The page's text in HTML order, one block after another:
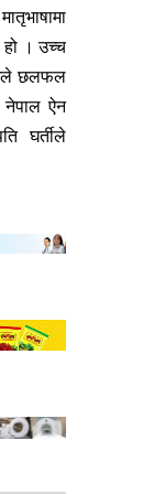
हो । उच्च
छलफल
नेपाल ऐन
घर्तीले